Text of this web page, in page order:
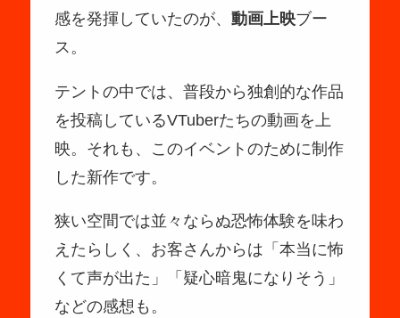
感を発揮していたのが、 動画上映ブー
ス。
テントの中では、普段から独創的な作品
を投稿しているVTuberたちの動画を上
映。それも、このイベントのために制作
した新作です。
狭い空間では並々ならぬ恐怖体験を味わ
えたらしく、お客さんからは「本当に怖
くて声が出た」「疑心暗鬼になりそう」
などの感想も。